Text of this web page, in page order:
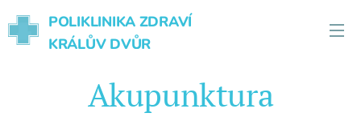
POLIKLINIKA ZDRAVÍ
KRÁLŮV DVŮR
Akupunktura